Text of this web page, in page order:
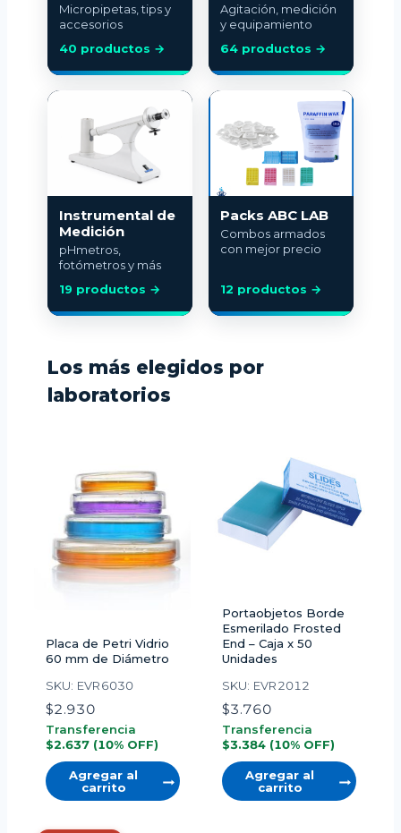
Micropipetas, tips y
accesorios
40 productos →
Agitación, medición
y equipamiento
64 productos →
Instrumental de
Medición
pHmetros,
fotómetros y más
19 productos →
Packs ABC LAB
Combos armados
con mejor precio
12 productos →
Los más elegidos por
laboratorios
Placa de Petri Vidrio
60 mm de Diámetro
SKU: EVR6030
$2.930
Transferencia
$2.637 (10% OFF)
Agregar al
carrito
Portaobjetos Borde
Esmerilado Frosted
End – Caja x 50
Unidades
SKU: EVR2012
$3.760
Transferencia
$3.384 (10% OFF)
Agregar al
carrito